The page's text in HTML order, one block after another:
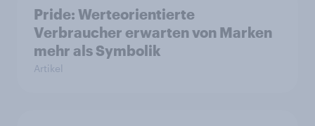
Pride: Werteorientierte
Verbraucher erwarten von Marken
mehr als Symbolik
Artikel